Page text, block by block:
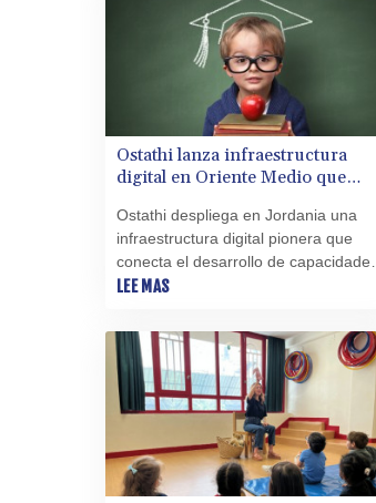
Ostathi lanza infraestructura
digital en Oriente Medio que
ingresos verificados
Ostathi despliega en Jordania una
infraestructura digital pionera que
conecta el desarrollo de capacidades
con ingresos verificables, marcando
en Oriente Medio
LEE MAS